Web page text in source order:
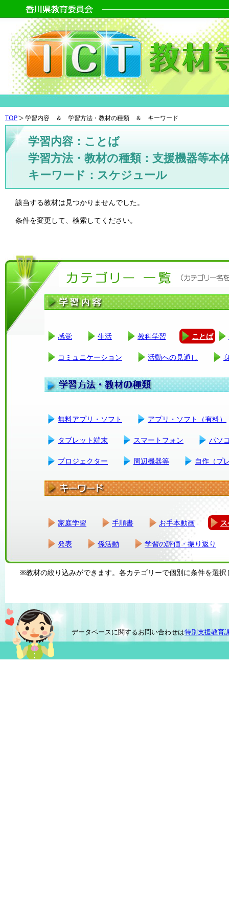
TOP 学習内容 ＆ 学習方法・教材の種類 ＆ キーワード
学習内容：ことば
学習方法・教材の種類：支援機器等本
キーワード：スケジュール
該当する教材は見つかりませんでした。
条件を変更して、検索してください。
感覚 生活 教科学習 ことば
コミュニケーション 活動への見通し
無料アプリ・ソフト アプリ・ソフト（有料）
タブレット端末 スマートフォン パソ
プロジェクター 周辺機器等 自作（プ
家庭学習 手順書 お手本動画
発表 係活動 学習の評価・振り返り
※教材の絞り込みができます。各カテゴリーで個別に条件を選択
データベースに関するお問い合わせは特別支援教育